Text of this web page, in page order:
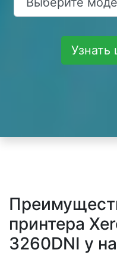
Узнать
принтера
3260DNI у